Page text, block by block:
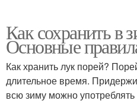
Как сохранить в
Основные
Как хранить лук порей?
длительное время.
всю зиму можно